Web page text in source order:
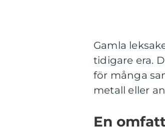
Gamla
tidigare era.
för många
metall eller
En